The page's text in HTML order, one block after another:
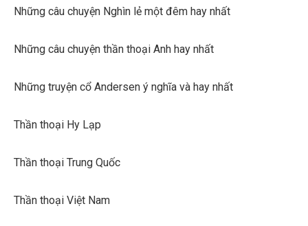
Những câu chuyện Nghìn lẻ một đêm hay nhất
Những câu chuyện thần thoại Anh hay nhất
Những truyện cổ Andersen ý nghĩa và hay nhất
Thần thoại Hy Lạp
Thần thoại Trung Quốc
Thần thoại Việt Nam